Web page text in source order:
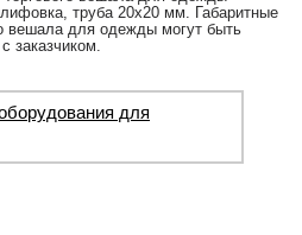
труба 20х20 мм. Габаритные
вешала для одежды могут быть
заказчиком.
для